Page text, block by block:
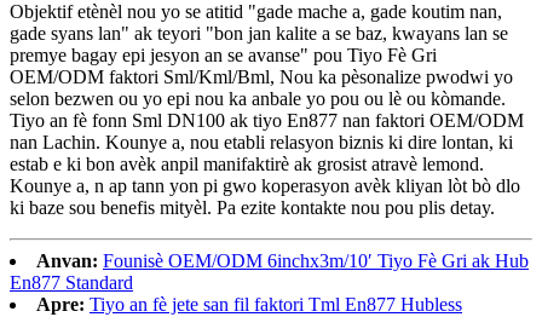
Objektif etènèl nou yo se atitid "gade mache a, gade koutim nan,
gade syans lan" ak teyori "bon jan kalite a se baz, kwayans lan se
premye bagay epi jesyon an se avanse" pou Tiyo Fè Gri
OEM/ODM faktori Sml/Kml/Bml, Nou ka pèsonalize pwodwi yo
selon bezwen ou yo epi nou ka anbale yo pou ou lè ou kòmande.
Tiyo an fè fonn Sml DN100 ak tiyo En877 nan faktori OEM/ODM
nan Lachin. Kounye a, nou etabli relasyon biznis ki dire lontan, ki
estab e ki bon avèk anpil manifaktirè ak grosist atravè lemond.
Kounye a, n ap tann yon pi gwo koperasyon avèk kliyan lòt bò dlo
ki baze sou benefis mityèl. Pa ezite kontakte nou pou plis detay.
Anvan: Founisè OEM/ODM 6inchx3m/10′ Tiyo Fè Gri ak Hub
En877 Standard
Apre: Tiyo an fè jete san fil faktori Tml En877 Hubless